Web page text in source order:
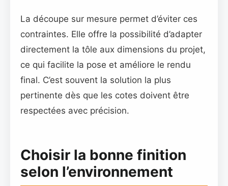
La découpe sur mesure permet d’éviter ces
contraintes. Elle offre la possibilité d’adapter
directement la tôle aux dimensions du projet,
ce qui facilite la pose et améliore le rendu
final. C’est souvent la solution la plus
pertinente dès que les cotes doivent être
respectées avec précision.
Choisir la bonne finition
selon l’environnement